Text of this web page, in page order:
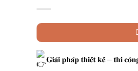
𝐆𝐢𝐚̉𝐢 𝐩𝐡𝐚́𝐩 𝐭𝐡𝐢𝐞̂́𝐭 𝐤𝐞̂́ – 𝐭𝐡𝐢